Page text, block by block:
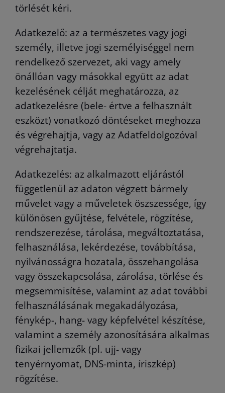
törlését kéri.
Adatkezelő: az a természetes vagy jogi
személy, illetve jogi személyiséggel nem
rendelkező szervezet, aki vagy amely
önállóan vagy másokkal együtt az adat
kezelésének célját meghatározza, az
adatkezelésre (bele- értve a felhasznált
eszközt) vonatkozó döntéseket meghozza
és végrehajtja, vagy az Adatfeldolgozóval
végrehajtatja.
Adatkezelés: az alkalmazott eljárástól
függetlenül az adaton végzett bármely
művelet vagy a műveletek öszszessége, így
különösen gyűjtése, felvétele, rögzítése,
rendszerezése, tárolása, megváltoztatása,
felhasználása, lekérdezése, továbbítása,
nyilvánosságra hozatala, összehangolása
vagy összekapcsolása, zárolása, törlése és
megsemmisítése, valamint az adat további
felhasználásának megakadályozása,
fénykép-, hang- vagy képfelvétel készítése,
valamint a személy azonosítására alkalmas
fizikai jellemzők (pl. ujj- vagy
tenyérnyomat, DNS-minta, íriszkép)
rögzítése.